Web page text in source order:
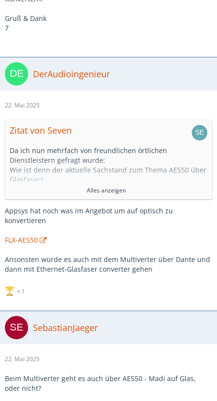
Gruß & Dank
7
DerAudioingenieur
22. Mai 2025
Zitat von Seven
Da ich nun mehrfach von freundlichen örtlichen
Dienstleistern gefragt wurde:
Wie ist denn der aktuelle Sachstand zum Thema AES50 über
Glasfaser?
Meines letzter Stand war: Geht nur mit 2x Klark DN9620
Konvertern.
Gruß & Dank
Alles anzeigen
Appsys hat noch was im Angebot um auf optisch zu
konvertieren
FLX-AES50
Ansonsten würde es auch mit dem Multiverter über Dante und
dann mit Ethernet-Glasfaser converter gehen
1
SebastianJaeger
22. Mai 2025
Beim Multiverter geht es auch über AES50 - Madi auf Glas,
oder nicht?